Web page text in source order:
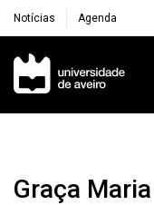
Notícias Agenda
Navegação
Graça